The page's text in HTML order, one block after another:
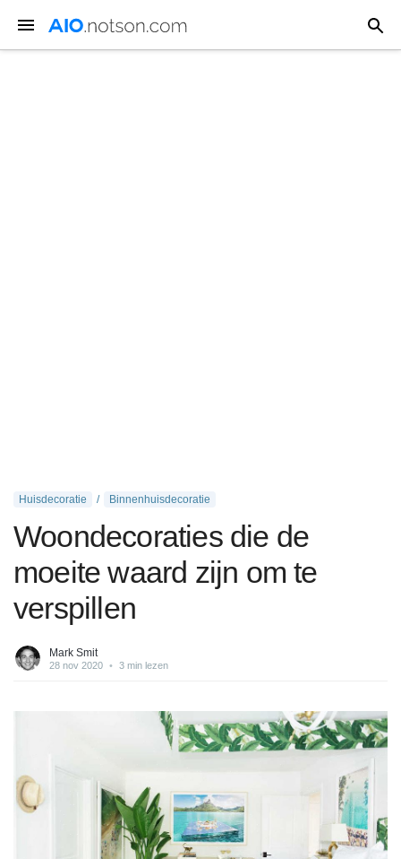
Huisdecoratie Binnenhuisdecoratie
Woondecoraties die de
moeite waard zijn om te
verspillen
Mark Smit
28 nov 2020 • 3 min lezen